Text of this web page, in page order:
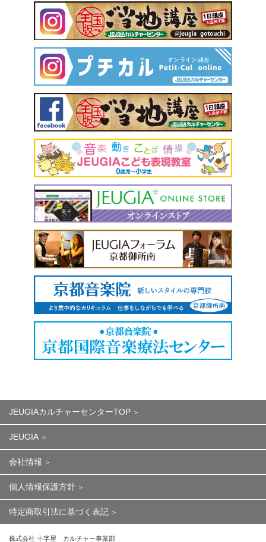
JEUGIAカルチャーセンターTOP
JEUGIA
会社情報
個人情報保護方針
特定商取引法に基づく表記
株式会社 十字屋 カルチャー事業部